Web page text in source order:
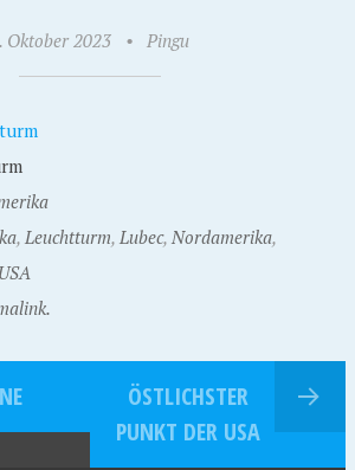
Oktober 2023 • Pingu
, Leuchtturm, Lubec, Nordamerika,
USA
ÖSTLICHSTER
PUNKT DER USA